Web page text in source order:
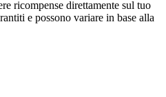
ricompense direttamente sul tuo
e possono variare in base alla